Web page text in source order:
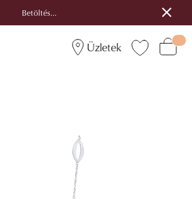
Betöltés...
Üzletek